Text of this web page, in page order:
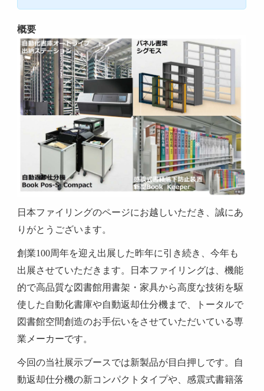
概要
日本ファイリングのページにお越しいただき、誠にあ
りがとうございます。
創業100周年を迎え出展した昨年に引き続き、今年も
出展させていただきます。
日本ファイリングは、機能
的で高品質な図書館用書架・家具から高度な技術を駆
使した自動化書庫や自動返却仕分機まで、トータルで
図書館空間創造のお手伝いをさせていただいている専
業メーカーです。
今回の当社展示ブースでは新製品が目白押しです。自
動返却仕分機の新コンパクトタイプや、感震式書籍落